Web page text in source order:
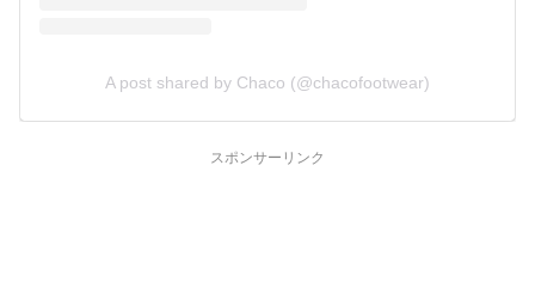
A post shared by Chaco (@chacofootwear)
スポンサーリンク